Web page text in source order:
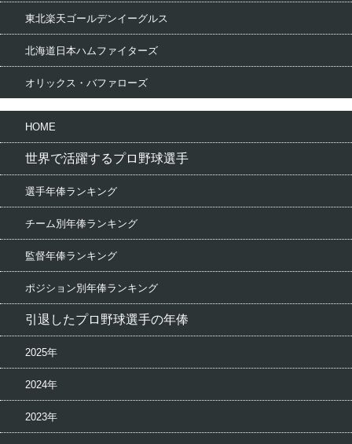
東北楽天ゴールデンイーグルス
北海道日本ハムファイターズ
オリックス・バファローズ
HOME
世界で活躍するプロ野球選手
選手年俸ランキング
チーム別年俸ランキング
監督年俸ランキング
ポジション別年俸ランキング
引退したプロ野球選手の年俸
2025年
2024年
2023年